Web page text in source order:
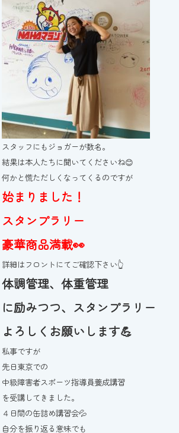
スタッフにもジョガーが数名。
結果は本人たちに聞いてくださいね😊
何かと慌ただしくなってくるのですが
始まりました！
スタンプラリー
豪華商品満載👀
詳細はフロントにてご確認下さい👆
体調管理、体重管理
に励みつつ、スタンプラリー
よろしくお願いします💪
私事ですが
先日東京での
中級障害者スポーツ指導員養成講習
を受講してきました。
４日間の缶詰め講習会💦
自分を振り返る意味でも